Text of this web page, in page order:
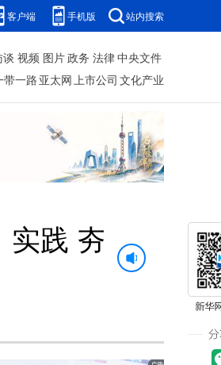
客户端 手机版 站内搜索
谈 视频 图片政务 法律中央文件
带一路 亚太网上市公司 文化产业
实践 夯